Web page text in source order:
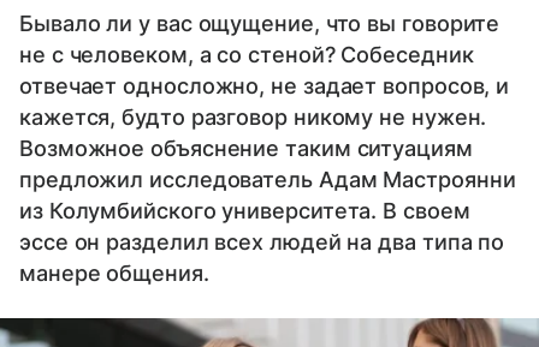
Бывало ли у вас ощущение, что вы говорите
не с человеком, а со стеной? Собеседник
отвечает односложно, не задает вопросов, и
кажется, будто разговор никому не нужен.
Возможное объяснение таким ситуациям
предложил исследователь Адам Мастроянни
из Колумбийского университета. В своем
эссе он разделил всех людей на два типа по
манере общения.